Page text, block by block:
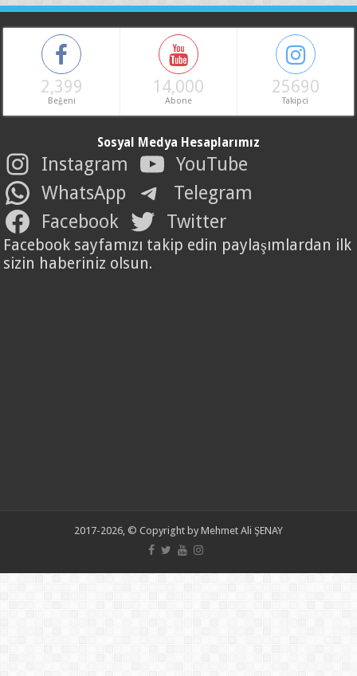
2,399
Beğeni
14,000
Abone
25690
Takipci
Sosyal Medya Hesaplarımız
Instagram
YouTube
WhatsApp
Telegram
Facebook
Twitter
Facebook sayfamızı takip edin paylaşımlardan ilk
sizin haberiniz olsun.
2017-2026, © Copyright by Mehmet Ali ŞENAY